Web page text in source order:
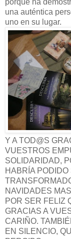
una auténtica
uno en su lugar.
Y A TOD@S
VUESTROS
SOLIDARIDAD,
HABRÍA
NAVIDADES
POR SER FELIZ
GRACIAS A
CARIÑO.
EN SILENCIO,